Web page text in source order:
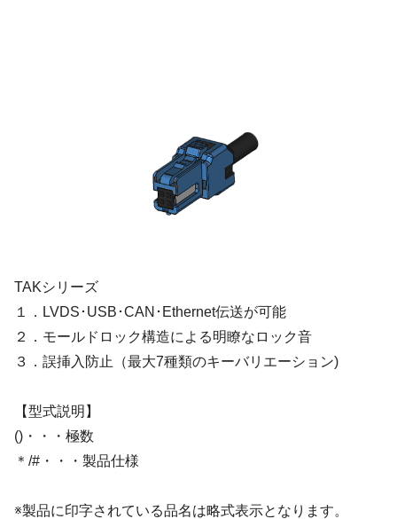
TAKシリーズ
１．LVDS･USB･CAN･Ethernet伝送が可能
２．モールドロック構造による明瞭なロック音
３．誤挿入防止（最大7種類のキーバリエーション)
【型式説明】
()・・・極数
＊/#・・・製品仕様
※製品に印字されている品名は略式表示となります。